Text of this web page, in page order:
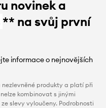
novinek a
** na svůj první
informace o nejnovějších
produkty a platí při
kombinovat s jinými
slevy vyloučeny. Podrobnosti